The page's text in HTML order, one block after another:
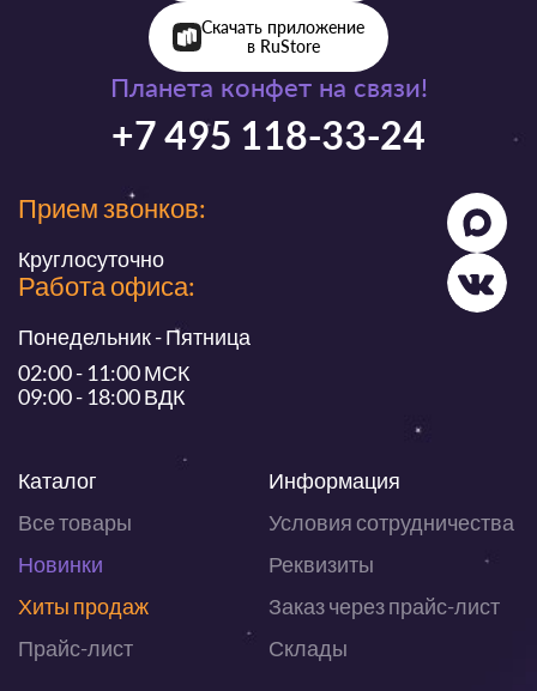
Планета конфет на связи!
+7 495 118-33-24
Прием звонков:
Круглосуточно
Работа офиса:
Понедельник - Пятница
02:00 - 11:00 МСК
09:00 - 18:00 ВДК
Каталог
Все товары
Новинки
Хиты продаж
Прайс-лист
Информация
Условия сотрудничества
Реквизиты
Заказ через прайс-лист
Склады
Скачать приложение
в RuStore